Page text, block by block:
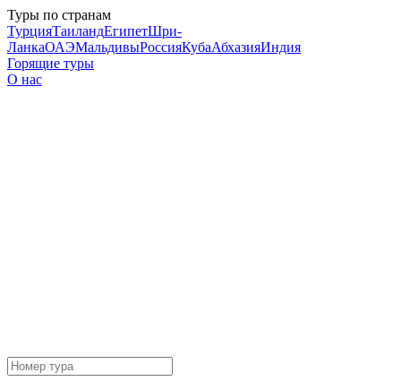
Туры по странам
ТурцияТаиландЕгипетШри-
ЛанкаОАЭМальдивыРоссияКубаАбхазияИндия
Горящие туры
О нас